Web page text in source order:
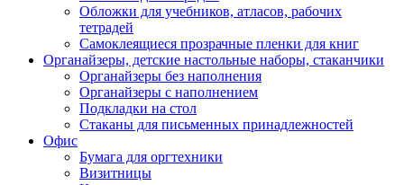
Обложки для учебников, атласов, рабочих
тетрадей
Самоклеящиеся прозрачные пленки для книг
Органайзеры, детские настольные наборы, стаканчики
Органайзеры без наполнения
Органайзеры с наполнением
Подкладки на стол
Стаканы для письменных принадлежностей
Офис
Бумага для оргтехники
Визитницы